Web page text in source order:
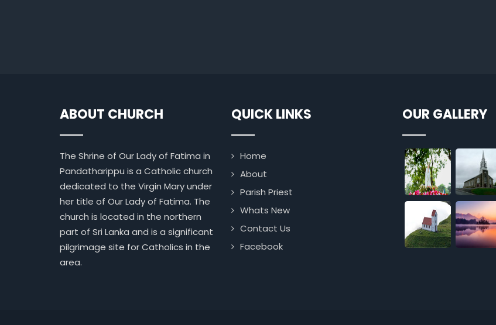
ABOUT CHURCH
The Shrine of Our Lady of Fatima in
Pandatharippu is a Catholic church
dedicated to the Virgin Mary under
her title of Our Lady of Fatima. The
church is located in the northern
part of Sri Lanka and is a significant
pilgrimage site for Catholics in the
area.
QUICK LINKS
Home
About
Parish Priest
Whats New
Contact Us
Facebook
OUR GALLERY